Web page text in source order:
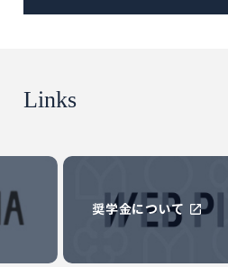
Links
外国語学部リーフレット